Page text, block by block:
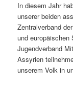
In diesem Jahr
unserer beiden
Zentralverband
und europäischen
Jugendverband
Assyrien
unserem Volk in